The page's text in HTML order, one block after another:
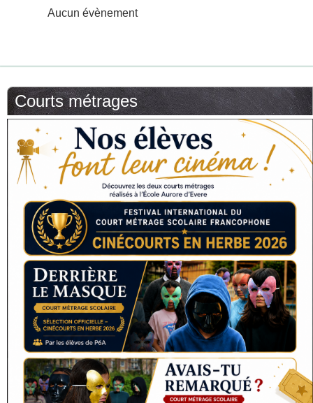
Aucun évènement
Courts métrages